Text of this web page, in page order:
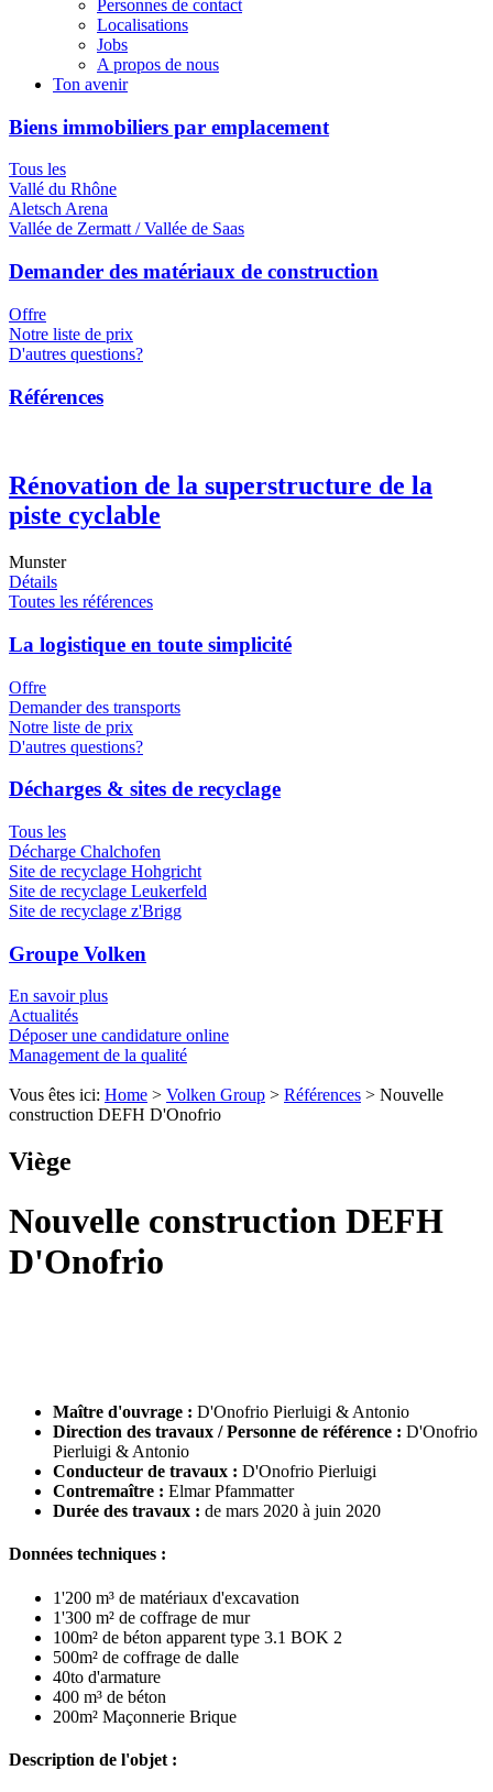
Personnes de contact
Localisations
Jobs
A propos de nous
Ton avenir
Biens immobiliers par emplacement
Tous les
Vallé du Rhône
Aletsch Arena
Vallée de Zermatt / Vallée de Saas
Demander des matériaux de construction
Offre
Notre liste de prix
D'autres questions?
Références
Rénovation de la superstructure de la
piste cyclable
Munster
Détails
Toutes les références
La logistique en toute simplicité
Offre
Demander des transports
Notre liste de prix
D'autres questions?
Décharges & sites de recyclage
Tous les
Décharge Chalchofen
Site de recyclage Hohgricht
Site de recyclage Leukerfeld
Site de recyclage z'Brigg
Groupe Volken
En savoir plus
Actualités
Déposer une candidature online
Management de la qualité
Vous êtes ici: Home > Volken Group > Références > Nouvelle
construction DEFH D'Onofrio
Viège
Nouvelle construction DEFH
D'Onofrio
Maître d'ouvrage : D'Onofrio Pierluigi & Antonio
Direction des travaux / Personne de référence : D'Onofrio
Pierluigi & Antonio
Conducteur de travaux : D'Onofrio Pierluigi
Contremaître : Elmar Pfammatter
Durée des travaux : de mars 2020 à juin 2020
Données techniques :
1'200 m³ de matériaux d'excavation
1'300 m² de coffrage de mur
100m² de béton apparent type 3.1 BOK 2
500m² de coffrage de dalle
40to d'armature
400 m³ de béton
200m² Maçonnerie Brique
Description de l'objet :